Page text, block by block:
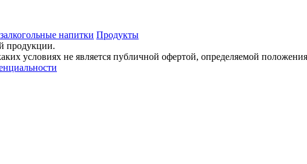
напитки Продукты
продукции.
условиях не является публичной офертой, определяемой